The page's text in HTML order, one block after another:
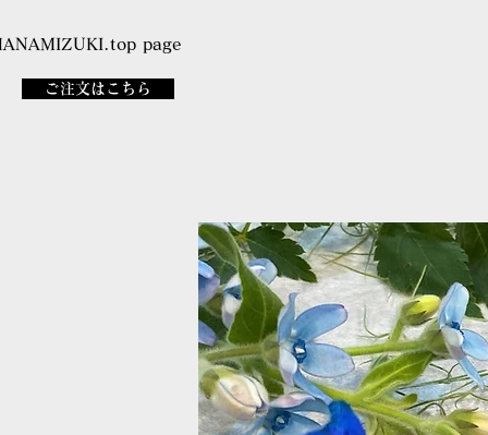
page
ご注文はこちら